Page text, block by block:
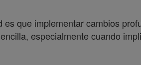
es que implementar cambios
especialmente cuando